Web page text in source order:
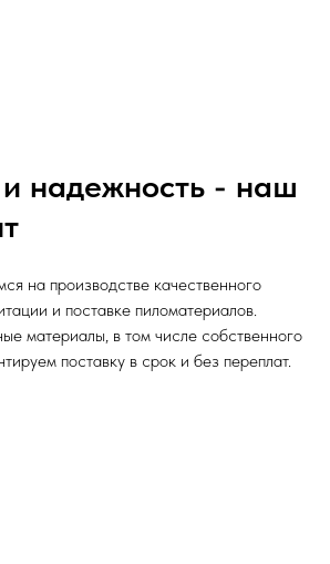
надежность - наш
на производстве качественного
и поставке пиломатериалов.
материалы, в том числе собственного
поставку в срок и без переплат.